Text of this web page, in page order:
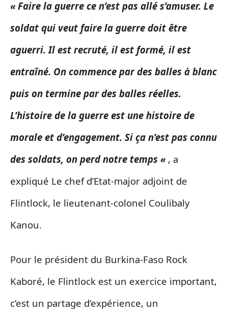
« Faire la guerre ce n’est pas allé s’amuser. Le
soldat qui veut faire la guerre doit être
aguerri. Il est recruté, il est formé, il est
entraîné. On commence par des balles à blanc
puis on termine par des balles réelles.
L’histoire de la guerre est une histoire de
morale et d’engagement. Si ça n’est pas connu
des soldats, on perd notre temps « , a
expliqué Le chef d’Etat-major adjoint de
Flintlock, le lieutenant-colonel Coulibaly
Kanou.
Pour le président du Burkina-Faso Rock
Kaboré, le Flintlock est un exercice important,
c’est un partage d’expérience, un